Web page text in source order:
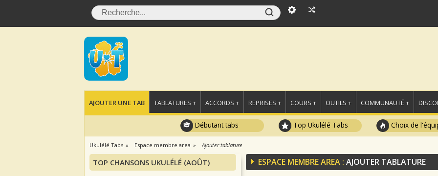
AJOUTER UNE TAB TABLATURES + ACCORDS + REPRISES + COURS + OUTILS + COMMUNAUTÉ +
Débutant tabs Top Ukulélé Tabs Choix de
Ukulélé Tabs Espace membre area Ajouter tablature
ESPACE MEMBRE AREA : AJOUTER TABLATURE
TOP CHANSONS UKULÉLÉ (AOÛT)